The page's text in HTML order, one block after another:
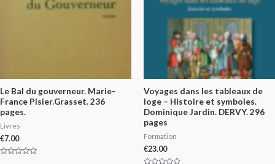
Le Bal du gouverneur. Marie-
France Pisier.Grasset. 236
pages.
Livres
€7.00
Voyages dans les tableaux de
loge – Histoire et symboles.
Dominique Jardin. DERVY. 296
pages
Formation
€23.00